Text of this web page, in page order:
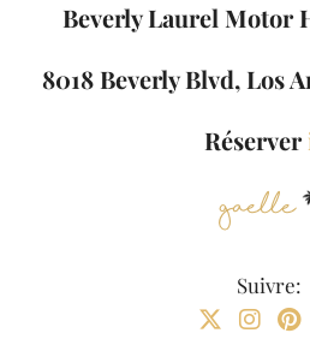
Beverly Laurel Motor
8018 Beverly Blvd, Los
Réserver
Suivre: